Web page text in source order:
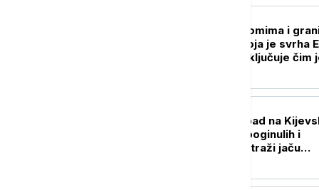
Redovi na aerodromima i
prelazima u EU: Koja je svrha
sistema ako se isključuje čim
Masovni ruski napad na
oblast: Desetine poginulih i
ranjenih, Ukrajina traži jaču